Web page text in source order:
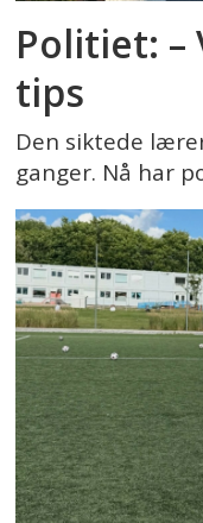
Politiet:
tips
Den siktede
ganger. Nå har